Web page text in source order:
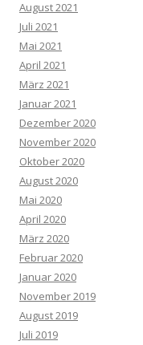
August 2021
Juli 2021
Mai 2021
April 2021
März 2021
Januar 2021
Dezember 2020
November 2020
Oktober 2020
August 2020
Mai 2020
April 2020
März 2020
Februar 2020
Januar 2020
November 2019
August 2019
Juli 2019